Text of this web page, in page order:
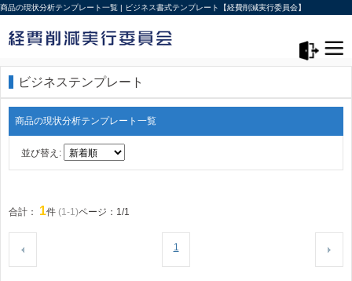
商品の現状分析テンプレート一覧 | ビジネス書式テンプレート【経費削減実行委員会】
ビジネステンプレート
商品の現状分析テンプレート一覧
並び替え:
合計： 1件 (1-1)ページ：1/1
1